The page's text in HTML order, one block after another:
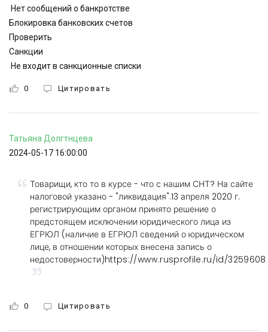
Нет сообщений о банкротстве
Блокировка банковских счетов
Проверить
Санкции
Не входит в санкционные списки
0 Цитировать
Татьяна Долгтнцева
2024-05-17 16:00:00
Товарищи, кто то в курсе - что с нашим СНТ? На сайте
налоговой указано - "ликвидация".13 апреля 2020 г.
регистрирующим органом принято решение о
предстоящем исключении юридического лица из
ЕГРЮЛ (наличие в ЕГРЮЛ сведений о юридическом
лице, в отношении которых внесена запись о
недостоверности)https://www.rusprofile.ru/id/3259608
0 Цитировать